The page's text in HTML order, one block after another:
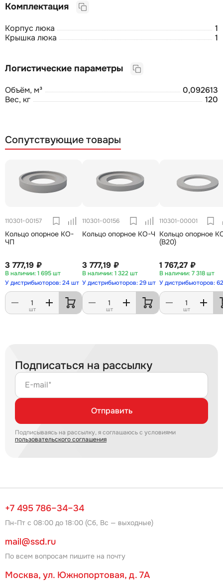
Комплектация
Корпус люка
1
Крышка люка
1
Логистические параметры
Объём, м³
0,092613
Вес, кг
120
Сопутствующие товары
110301-00157
Кольцо опорное КО-
ЧП
3 777,19 ₽
1 695 шт
У дистрибьюторов: 24 шт
шт
110301-00156
Кольцо опорное КО-Ч
3 777,19 ₽
1 322 шт
У дистрибьюторов: 29 шт
шт
110301-00001
Кольцо опорное
(В20)
1 767,27 ₽
7 318 шт
У дистрибьюторов:
шт
Подписаться на рассылку
E-mail*
Отправить
Подписываясь на рассылку, я соглашаюсь с условиями
пользовательского соглашения
+7 495 786–34–34
Пн-Пт с 08:00 до 18:00 (Сб, Вс — выходные)
mail@ssd.ru
По всем вопросам пишите на почту
Москва, ул. Южнопортовая, д. 7А